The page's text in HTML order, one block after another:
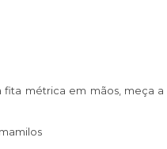
métrica em mãos, meça